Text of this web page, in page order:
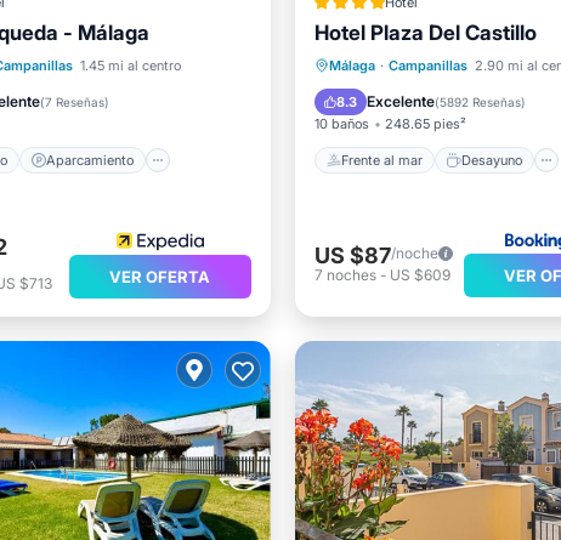
- Málaga
1.45 mi al centro
(7 Reseñas)
Aparcamiento
Aparcamiento
Terraza
$713 VER OFERTA
Hotel Plaza Del Castillo
Málaga · Campanillas 2.90 mi al
8.3 Excelente(5892 Reseñas)
10 baños 248.65 pies²
Frente al mar Desayuno
Frente al mar
Desayuno
Aparcamiento
Piscina
US $87/noche
7 noches- US $609 VER